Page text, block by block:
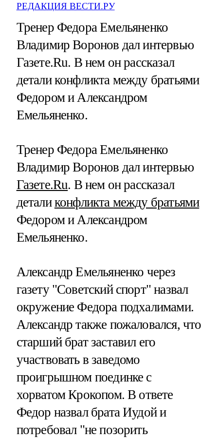
РЕДАКЦИЯ ВЕСТИ.РУ
Тренер Федора Емельяненко
Владимир Воронов дал интервью
Газете.Ru. В нем он рассказал
детали конфликта между братьями
Федором и Александром
Емельяненко.
Тренер Федора Емельяненко
Владимир Воронов дал интервью
Газете.Ru. В нем он рассказал
деталиконфликта между братьями
Федором и Александром
Емельяненко.
Александр Емельяненко через
газету "Советский спорт" назвал
окружение Федора подхалимами.
Александр также пожаловался, что
старший брат заставил его
участвовать в заведомо
проигрышном поединке с
хорватом Крокопом. В ответе
Федор назвал брата Иудой и
потребовал "не позорить